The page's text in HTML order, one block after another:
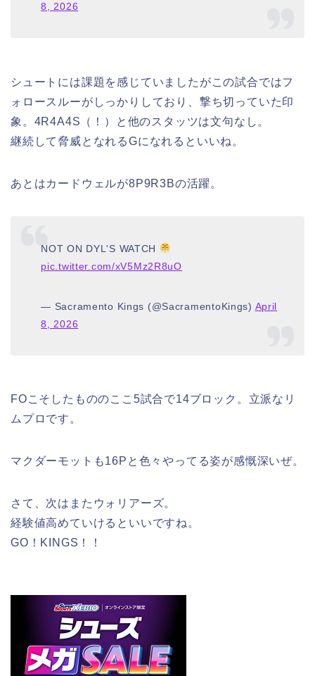
8, 2026
シュートには課題を感じていましたがこの試合ではフ
ォロースルーがしっかりしており、撃ち切っていた印
象。4R4A4S（！）と他のスタッツは文句なし。
継続して脅威となれるGになれるといいね。
あとはカードウェルが8P9R3Bの活躍。
NOT ON DYL'S WATCH
pic.twitter.com/xV5Mz2R8uO
— Sacramento Kings (@SacramentoKings) April
8, 2026
FOこそしたもののここ5試合で14ブロック。立派なリ
ムプロです。
マクダーモットも16Pと色々やってる姿が感慨深いぜ。
さて、次はまたウォリアーズ。
経験値高めていけるといいですね。
GO！KINGS！！